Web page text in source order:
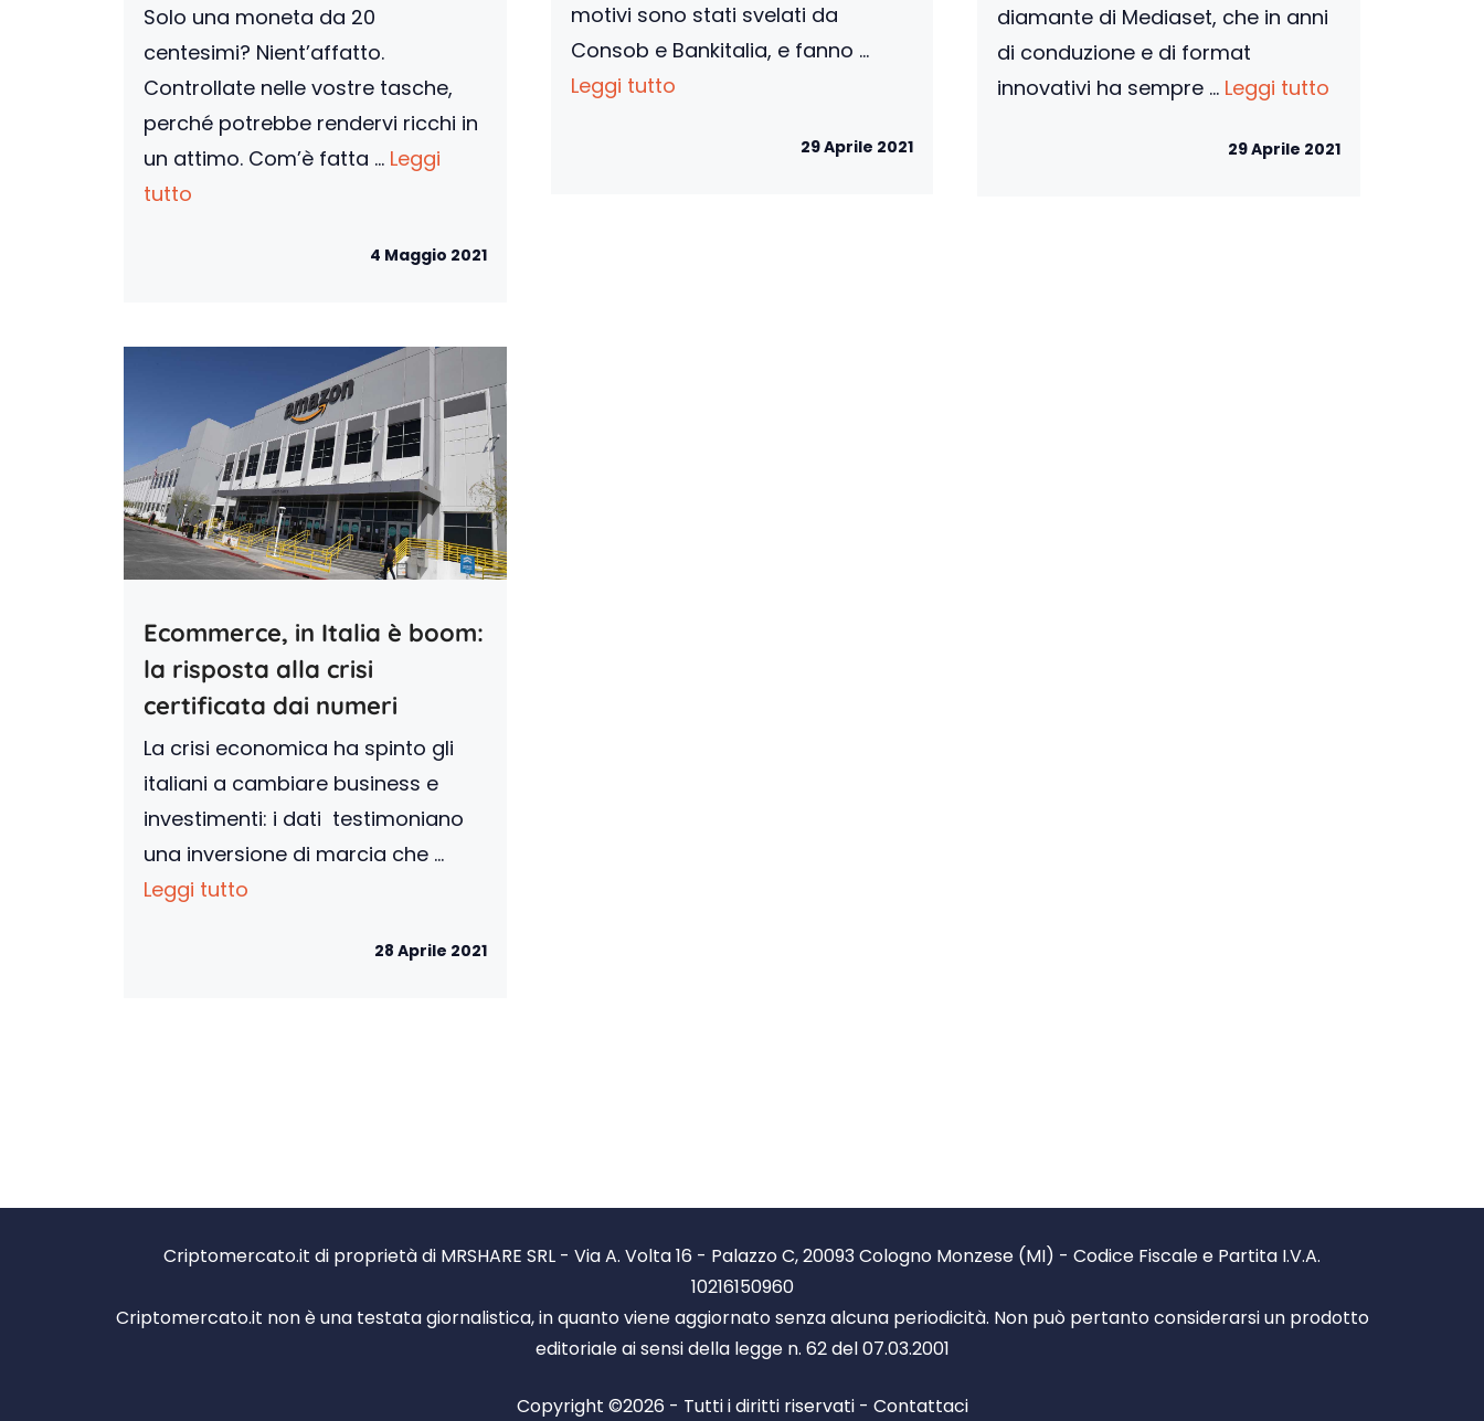
Solo una moneta da 20
centesimi? Nient’affatto.
Controllate nelle vostre tasche,
perché potrebbe rendervi ricchi in
un attimo. Com’è fatta ... Leggi
tutto
4 Maggio 2021
motivi sono stati svelati da
Consob e Bankitalia, e fanno ...
Leggi tutto
29 Aprile 2021
diamante di Mediaset, che in anni
di conduzione e di format
innovativi ha sempre ... Leggi tutto
29 Aprile 2021
Ecommerce, in Italia è boom:
la risposta alla crisi
certificata dai numeri
La crisi economica ha spinto gli
italiani a cambiare business e
investimenti: i dati testimoniano
una inversione di marcia che ...
Leggi tutto
28 Aprile 2021
Criptomercato.it di proprietà di MRSHARE SRL - Via A. Volta 16 - Palazzo C, 20093 Cologno Monzese (MI) - Codice Fiscale e Partita I.V.A.
10216150960
Criptomercato.it non è una testata giornalistica, in quanto viene aggiornato senza alcuna periodicità. Non può pertanto considerarsi un prodotto
editoriale ai sensi della legge n. 62 del 07.03.2001
Copyright ©2026 - Tutti i diritti riservati - Contattaci